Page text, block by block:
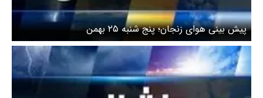
پیش بینی هوای زنجان؛ پنج شنبه ۲۵ بهمن